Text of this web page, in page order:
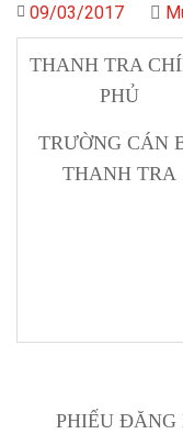
09/03/2017
THANH TRA
PHỦ
TRƯỜNG CÁN
THANH TRA
PHIẾU ĐĂNG